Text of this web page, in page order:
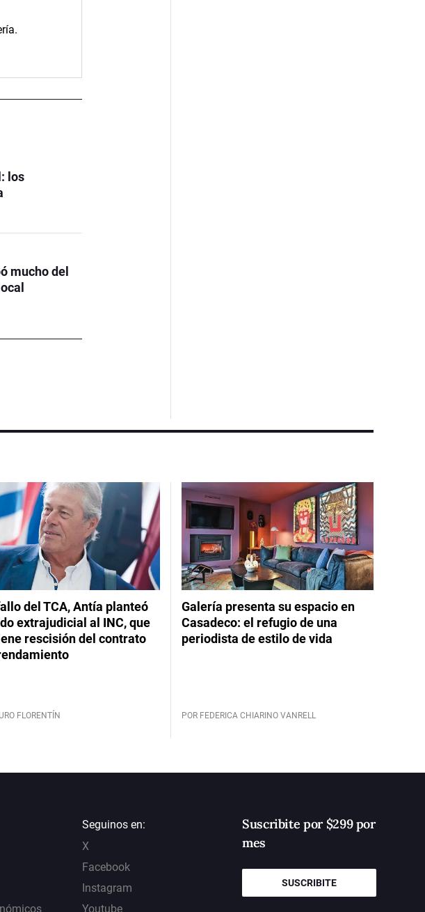
los
mucho del
del TCA, Antía planteó
extrajudicial al INC, que
rescisión del contrato
FLORENTÍN
Galería presenta su espacio en
Casadeco: el refugio de una
periodista de estilo de vida
POR FEDERICA CHIARINO VANRELL
Seguinos en:
X
Facebook
Instagram
Youtube
Suscribite por $299 por
mes
SUSCRIBITE